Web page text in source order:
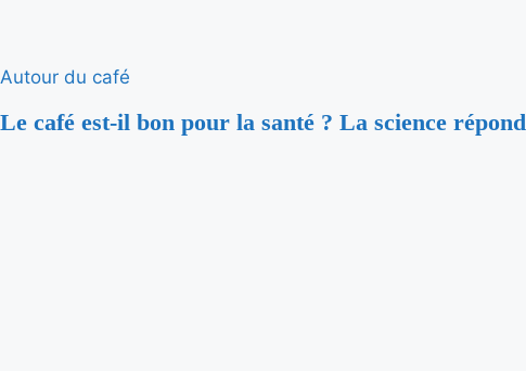
Autour du café
Le café est-il bon pour la santé ? La science répond